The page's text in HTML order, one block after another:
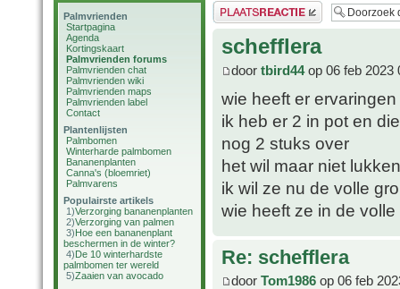
Palmvrienden
Startpagina
Agenda
Kortingskaart
Palmvrienden forums
Palmvrienden chat
Palmvrienden wiki
Palmvrienden maps
Palmvrienden label
Contact
Plantenlijsten
Palmbomen
Winterharde palmbomen
Bananenplanten
Canna's (bloemriet)
Palmvarens
Populairste artikels
1)Verzorging bananenplanten
2)Verzorging van palmen
3)Hoe een bananenplant
beschermen in de winter?
4)De 10 winterhardste
palmbomen ter wereld
5)Zaaien van avocado
Plaats een reactie
schefflera
door tbird44op 06 feb 2023
wie heeft er
ik heb er 2 in pot en
nog 2 stuks over
het wil maar niet
ik wil ze nu de volle
wie heeft ze in de
Re: schefflera
door Tom1986 op 06 feb